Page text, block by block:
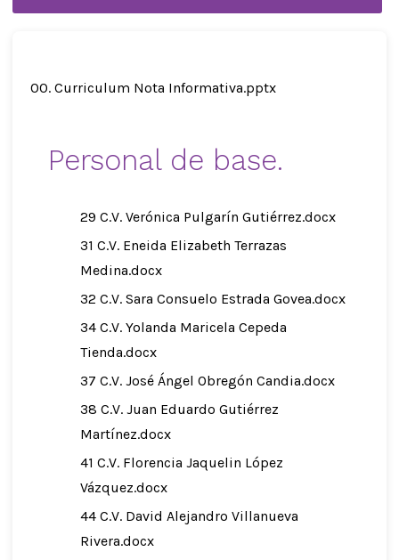
00. Curriculum Nota Informativa.pptx
Personal de base.
29 C.V. Verónica Pulgarín Gutiérrez.docx
31 C.V. Eneida Elizabeth Terrazas
Medina.docx
32 C.V. Sara Consuelo Estrada Govea.docx
34 C.V. Yolanda Maricela Cepeda
Tienda.docx
37 C.V. José Ángel Obregón Candia.docx
38 C.V. Juan Eduardo Gutiérrez
Martínez.docx
41 C.V. Florencia Jaquelin López
Vázquez.docx
44 C.V. David Alejandro Villanueva
Rivera.docx